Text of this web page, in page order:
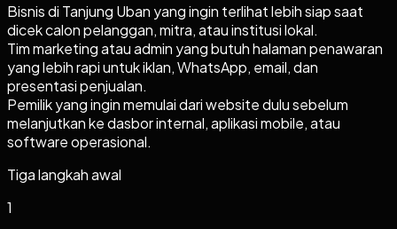
Bisnis di Tanjung Uban yang ingin terlihat lebih siap saat
dicek calon pelanggan, mitra, atau institusi lokal.
Tim marketing atau admin yang butuh halaman penawaran
yang lebih rapi untuk iklan, WhatsApp, email, dan
presentasi penjualan.
Pemilik yang ingin memulai dari website dulu sebelum
melanjutkan ke dasbor internal, aplikasi mobile, atau
software operasional.
Tiga langkah awal
1